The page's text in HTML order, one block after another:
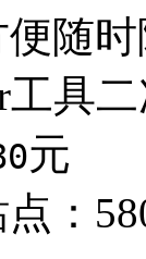
随
具
元
：